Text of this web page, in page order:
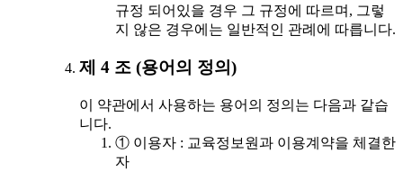
규정 되어있을 경우 그 규정에 따르며, 그렇
지 않은 경우에는 일반적인 관례에 따릅니다.
제 4 조 (용어의 정의)
이 약관에서 사용하는 용어의 정의는 다음과 같습
니다.
① 이용자 : 교육정보원과 이용계약을 체결한
자